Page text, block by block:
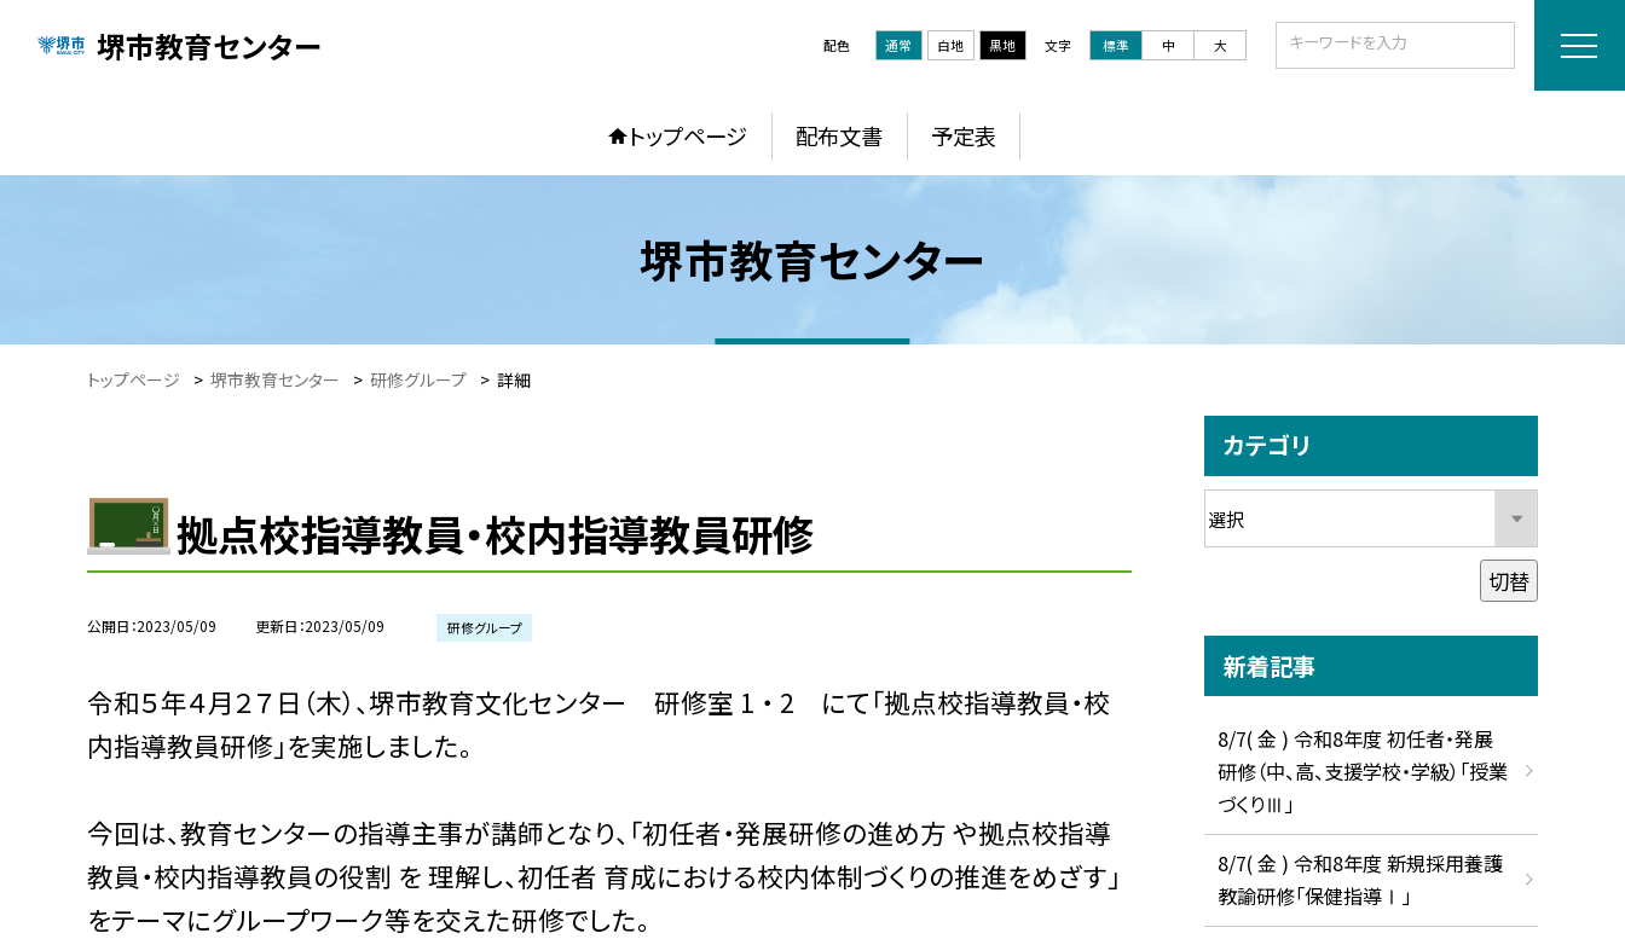
堺市教育センター 配色 通常 白地 黒地 文字 標準 中 大
トップページ 配布文書 予定表
堺市教育センター
トップページ > 堺市教育センター > 研修グループ > 詳細
拠点校指導教員・校内指導教員研修
公開日 2023/05/09 更新日 2023/05/09 研修グループ
令和５年４月２７日（木）、堺市教育文化センター 研修室 1 ・ 2 にて「拠点校指導教員・校
内指導教員研修」を実施しました。
今回は、教育センターの指導主事が講師となり、「初任者・発展研修の進め方 や拠点校指導
教員・校内指導教員の役割 を 理解し、初任者 育成における校内体制づくりの推進をめざす」
をテーマにグループワーク等を交えた研修でした。
カテゴリ
切替
新着記事
8/7( 金 ) 令和8年度 初任者・発展
研修（中、高、支援学校・学級）「授業
づくりⅢ」
8/7( 金 ) 令和8年度 新規採用養護
教諭研修「保健指導Ⅰ」